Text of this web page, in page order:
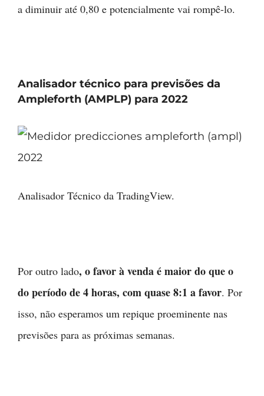
a diminuir até 0,80 e potencialmente vai rompê-lo.
Analisador técnico para previsões da
Ampleforth (AMPLP) para 2022
Analisador Técnico da TradingView.
Por outro lado, o favor à venda é maior do que o
do período de 4 horas, com quase 8:1 a favor. Por
isso, não esperamos um repique proeminente nas
previsões para as próximas semanas.